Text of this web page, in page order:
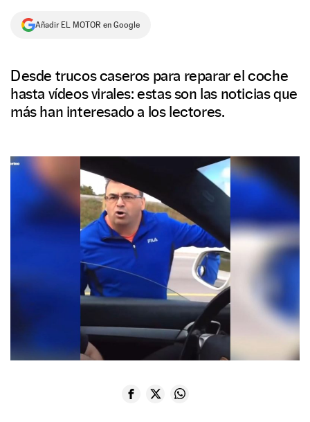
Añadir EL MOTOR en Google
Desde trucos caseros para reparar el coche
hasta vídeos virales: estas son las noticias que
más han interesado a los lectores.